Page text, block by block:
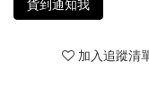
貨到通知我
加入追蹤清